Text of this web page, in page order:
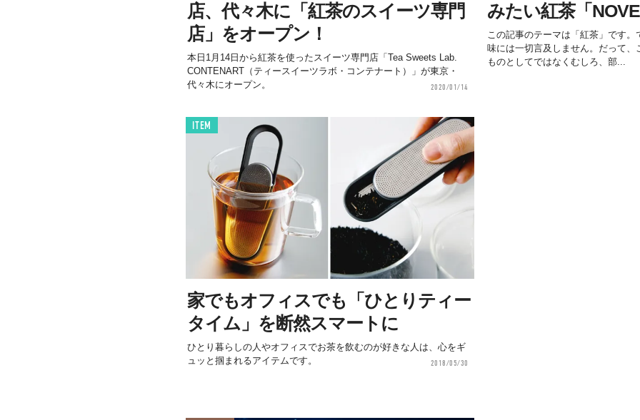
店、代々木に「紅茶のスイーツ専門
店」をオープン！
本日1月14日から紅茶を使ったスイーツ専門店「Tea Sweets Lab.
CONTENART（ティースイーツラボ・コンテナート）」が東京・
代々木にオープン。
2020/01/14
みたい紅茶「
この記事のテーマは「紅茶」です
味には一切言及しません。だって
ものとしてではなくむしろ、部...
ITEM
家でもオフィスでも「ひとりティー
タイム」を断然スマートに
ひとり暮らしの人やオフィスでお茶を飲むのが好きな人は、心をギ
ュッと掴まれるアイテムです。
2018/05/30